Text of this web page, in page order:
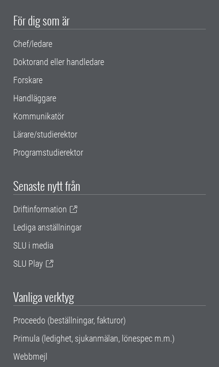
För dig som är
Chef/ledare
Doktorand eller handledare
Forskare
Handläggare
Kommunikatör
Lärare/studierektor
Programstudierektor
Senaste nytt från
Driftinformation
Lediga anställningar
SLU i media
SLU Play
Vanliga verktyg
Proceedo (beställningar, fakturor)
Primula (ledighet, sjukanmälan, lönespec m.m.)
Webbmejl